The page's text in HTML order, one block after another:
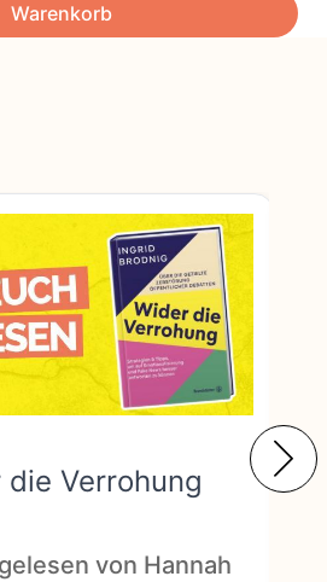
Warenkorb
die Verrohung
von Hannah